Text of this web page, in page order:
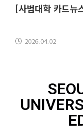
[사범대학 카드
2026.04.02